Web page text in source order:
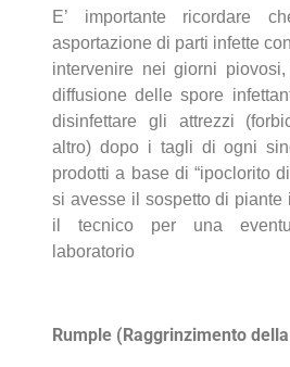
E’ importante ricordare
asportazione di parti infette
intervenire nei giorni
diffusione delle spore
disinfettare gli attrezzi
altro) dopo i tagli di ogni
prodotti a base di “ipoclorito
si avesse il sospetto di piante
il tecnico per una
laboratorio
Rumple (Raggrinzimento